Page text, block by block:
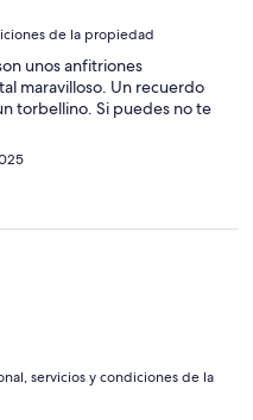
de la propiedad
unos anfitriones
maravilloso. Un recuerdo
torbellino. Si puedes no te
servicios y condiciones de la